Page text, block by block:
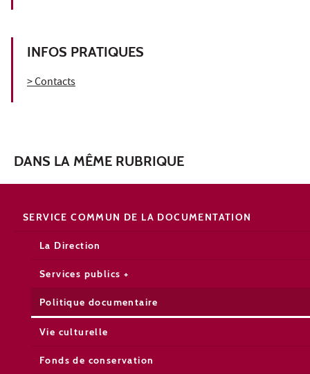
INFOS PRATIQUES
> Contacts
DANS LA MÊME RUBRIQUE
SERVICE COMMUN DE LA DOCUMENTATION
La Direction
Services publics +
Politique documentaire
Vie culturelle
Fonds de conservation